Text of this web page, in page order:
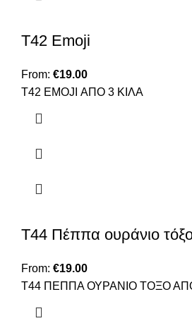
Τ42 Emoji
From: €19.00
T42 EMOJI ΑΠΟ 3 ΚΙΛΑ
Τ44 Πέππα ουράνιο
From: €19.00
Τ44 ΠΕΠΠΑ ΟΥΡΑΝΙΟ ΤΟΞΟ